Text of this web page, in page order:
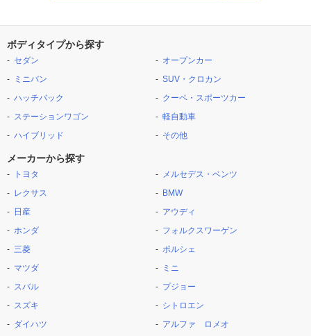
ボディタイプから探す
セダン
ミニバン
ハッチバック
ステーションワゴン
ハイブリッド
オープンカー
SUV・クロカン
クーペ・スポーツカー
軽自動車
その他
メーカーから探す
トヨタ
レクサス
日産
ホンダ
三菱
マツダ
スバル
スズキ
ダイハツ
メルセデス・ベンツ
BMW
アウディ
フォルクスワーゲン
ポルシェ
ミニ
プジョー
シトロエン
アルファ ロメオ